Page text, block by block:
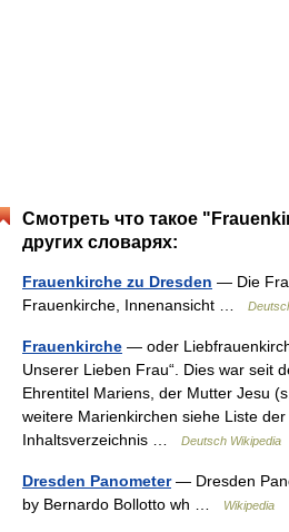
Смотреть что такое
других словарях:
Frauenkirche zu Dresden — Die
Frauenkirche, Innenansicht …
Frauenkirche — oder
Unserer Lieben Frau“. Dies war seit
Ehrentitel Mariens, der Mutter Jesu
weitere Marienkirchen siehe Liste der
Inhaltsverzeichnis …
Deutsch Wikipedia
Dresden Panometer— Dresden
by Bernardo Bollotto wh …
Wikipedia